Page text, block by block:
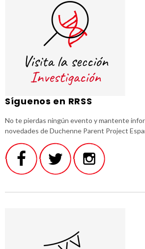
Síguenos en RRSS
No te pierdas ningún evento y mantente
novedades de Duchenne Parent Project